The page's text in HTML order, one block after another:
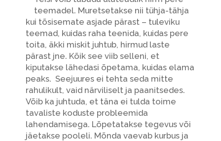
teemadel. Muretsetakse nii tühja-tähja
kui tõsisemate asjade pärast – tuleviku
teemad, kuidas raha teenida, kuidas pere
toita, äkki miskit juhtub, hirmud laste
pärast jne. Kõik see viib selleni, et
kiputakse lähedasi õpetama, kuidas elama
peaks. Seejuures ei tehta seda mitte
rahulikult, vaid närviliselt ja paanitsedes.
Võib ka juhtuda, et täna ei tulda toime
tavaliste koduste probleemida
lahendamisega. Lõpetatakse tegevus või
jäetakse pooleli. Mõnda vaevab kurbus ja